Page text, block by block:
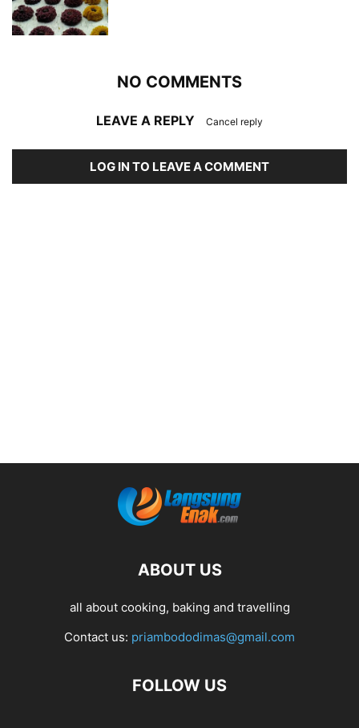
NO COMMENTS
LEAVE A REPLY Cancel reply
LOG IN TO LEAVE A COMMENT
ABOUT US
all about cooking, baking and travelling
Contact us: priambododimas@gmail.com
FOLLOW US